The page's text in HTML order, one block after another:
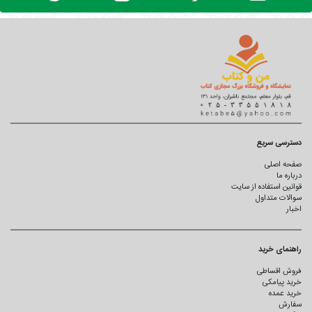
دسترسی سریع
صفحه اصلی
درباره ما
قوانین استفاده از سایت
سوالات متداول
اخبار
راهنمای خرید
فروش اقساطی
خرید پیامکی
خرید عمده
سفارش